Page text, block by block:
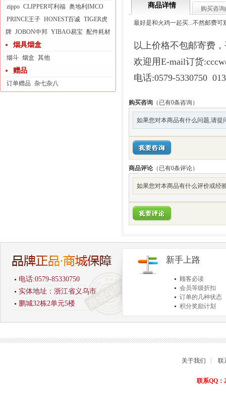
zippo CLIPPER可利福 奥地利IMCO
PRINCE王子 HONEST百诚 TIGER虎
牌 JOBON中邦 YIBAO易宝 配件耗材
烟具烟盒
烟斗 烟盒 其他
赠品
订单赠品 杂七杂八
商品详情
购买咨询
最好是和火鸡一起买...不然邮费可
以上价格不包邮寄费
欢迎用E-mail订货
电话:0579-5330750
购买咨询 （已有0条咨询）
如果您对本商品有什么问题,请提
商品评论 （已有0条评论）
如果您对本商品有什么评价或经
电话:0579-85330750
实体地址：浙江省义乌市
鹏城32栋2单元5楼
新手上路
顾客必读
会员等级折扣
订单的几种状态
积分奖励计划
商品退货保障
关于我们 联
联系QQ：